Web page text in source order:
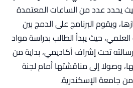
يحدد عدد من الساعات المعتمدة
ويقوم البرنامج على الدمج بين
حيث يبدأ الطالب بدراسة مواد
تحت إشراف أكاديمي، بداية من
وصولا إلى مناقشتها أمام لجنة
جامعة الإسكندرية.